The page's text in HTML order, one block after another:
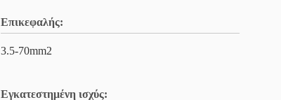
Επικεφαλής:
3.5-70mm2
Εγκατεστημένη ισχύς: